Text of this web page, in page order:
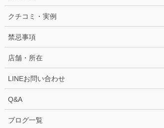
クチコミ・実例
禁忌事項
店舗・所在
LINEお問い合わせ
Q&A
ブログ一覧